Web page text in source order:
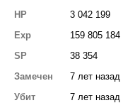
HP
3 042 199
Exp
159 805 184
SP
38 354
Замечен
7 лет назад
Убит
7 лет назад